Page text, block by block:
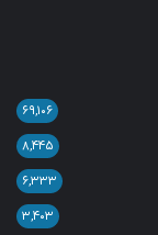
۶۹,۱۰۶
۸,۴۴۵
۶,۳۳۳
۳,۴۰۳